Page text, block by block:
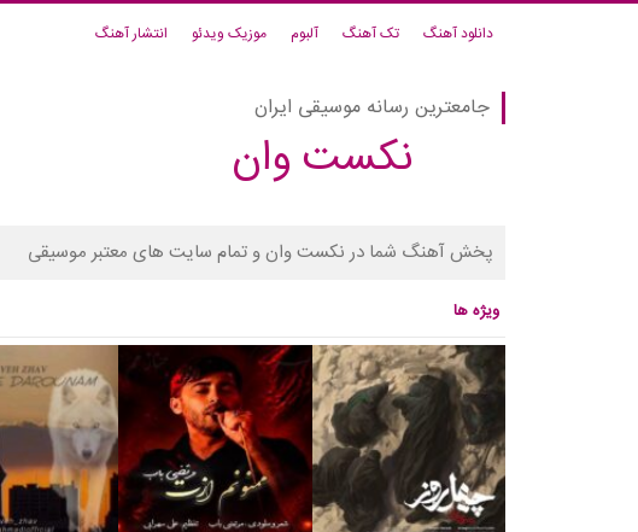
دانلود آهنگ تک آهنگ آلبوم موزیک ویدئو انتشار آهنگ
جامعترین رسانه موسیقی ایران
نکست وان
پخش آهنگ شما در نکست وان و تمام سایت های معتبر موسیقی
ویژه ها